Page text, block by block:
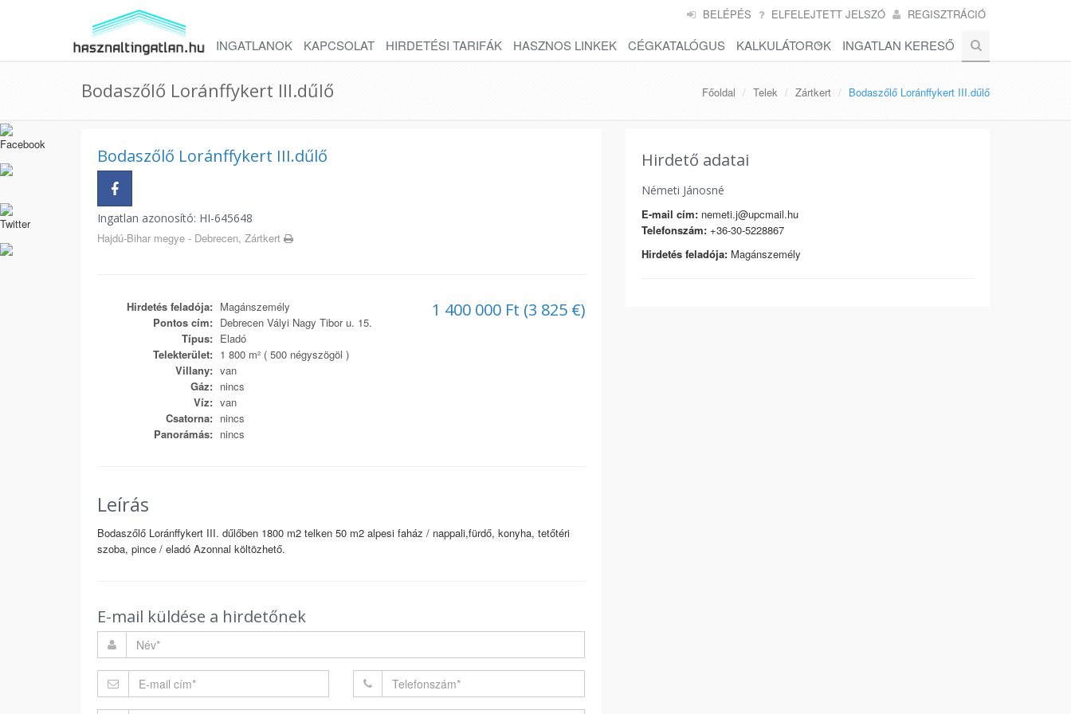
BELÉPÉS ELFELEJTETT JELSZÓ REGISZTRÁCIÓ
INGATLANOK KAPCSOLAT HIRDETÉSI TARIFÁK HASZNOS LINKEK CÉGKATALÓGUS KALKULÁTOROK INGATLAN KERESŐ
Bodaszőlő Loránffykert III.dűlő Főoldal Telek Zártkert Bodaszőlő Loránffykert III.dűlő
Bodaszőlő Loránffykert III.dűlő
Ingatlan azonosító: HI-645648
Hajdú-Bihar megye - Debrecen, Zártkert
1 400 000 Ft (3 825 €)
Hirdetés feladója: Magánszemély
Pontos cím: Debrecen Vályi Nagy Tibor u. 15.
Típus: Eladó
Telekterület: 1 800 m² ( 500 négyszögöl )
Villany: van
Gáz: nincs
Víz: van
Csatorna: nincs
Panorámás: nincs
Leírás
Bodaszőlő Loránffykert III. dűlőben 1800 m2 telken 50 m2 alpesi faház / nappali,fürdő, konyha, tetőtéri
szoba, pince / eladó Azonnal költözhető.
E-mail küldése a hirdetőnek
Hirdető adatai
Németi Jánosné
E-mail cím:nemeti.j@upcmail.hu
Telefonszám:+36-30-5228867
Hirdetés feladója:Magánszemély